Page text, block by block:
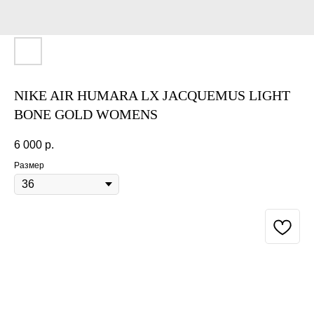
NIKE AIR HUMARA LX JACQUEMUS LIGHT
BONE GOLD WOMENS
6 000 р.
Размер